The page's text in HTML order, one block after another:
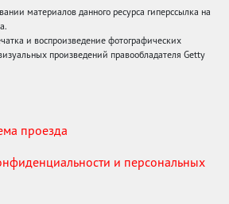
материалов данного ресурса гиперссылка на
и воспроизведение фотографических
произведений правообладателя Getty
проезда
и персональных